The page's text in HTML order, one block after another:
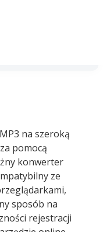
na szeroką
pomocą
konwerter
ze
sposób na
rejestracji